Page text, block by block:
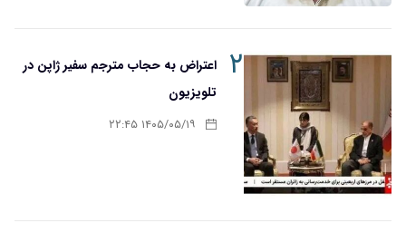
۲
اعتراض به حجاب مترجم سفیر ژاپن در
تلویزیون
۱۴۰۵/۰۵/۱۹ ۲۲:۴۵